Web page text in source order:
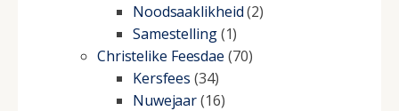
Noodsaaklikheid(2)
Samestelling(1)
Christelike Feesdae (70)
Kersfees (34)
Nuwejaar(16)